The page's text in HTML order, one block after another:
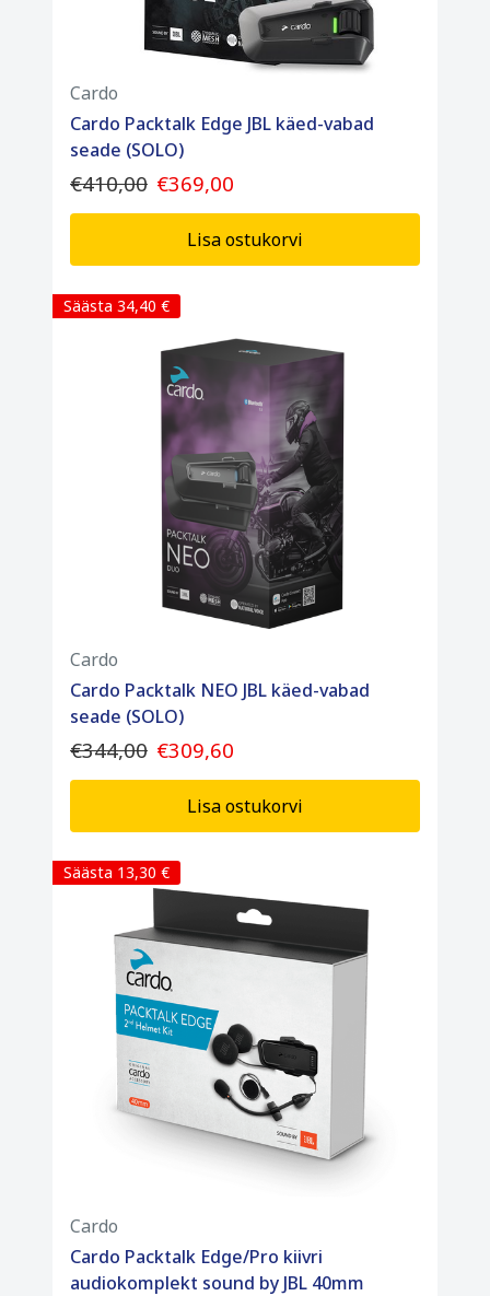
Cardo
Cardo Packtalk Edge JBL käed-vabad
seade (SOLO)
€410,00 €369,00
Lisa ostukorvi
Säästa 34,40 €
Cardo
Cardo Packtalk NEO JBL käed-vabad
seade (SOLO)
€344,00 €309,60
Lisa ostukorvi
Säästa 13,30 €
Cardo
Cardo Packtalk Edge/Pro kiivri
audiokomplekt sound by JBL 40mm